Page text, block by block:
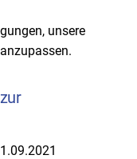
unsere